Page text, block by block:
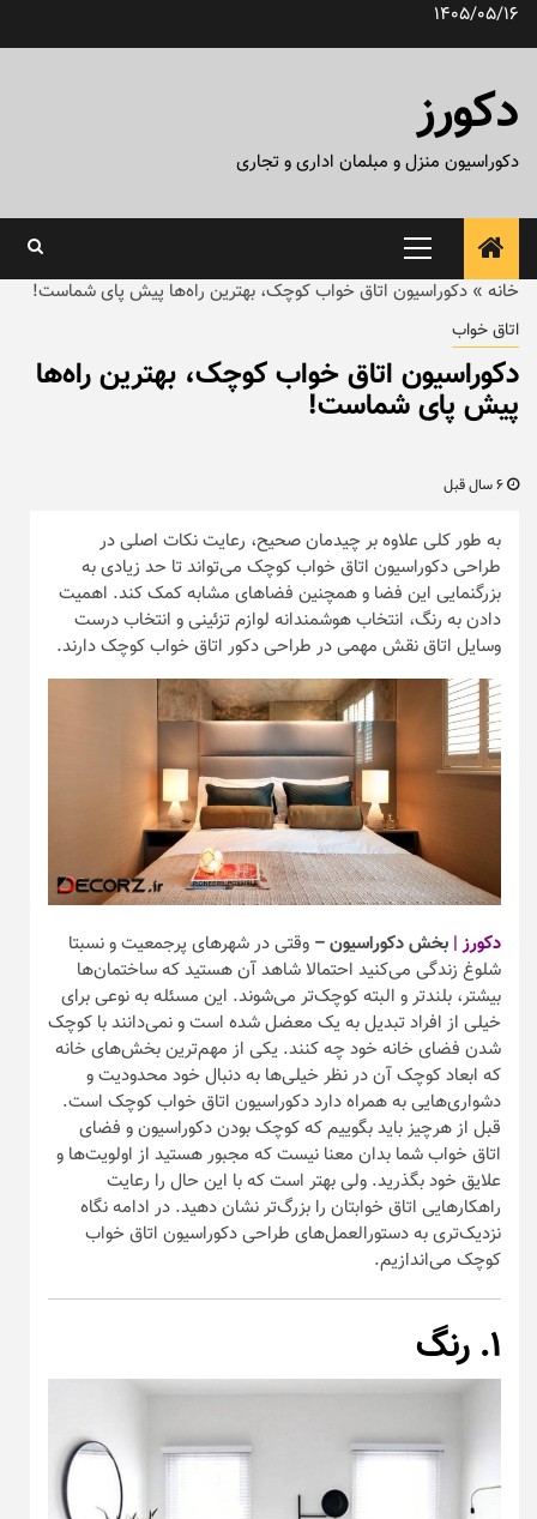
پرش1405/05/16
دکورز
دکوراسیون منزل و مبلمان اداری و تجاری
منوی
اصلی
خانه » دکوراسیون اتاق خواب کوچک، بهترین راه‌ها پیش پای شماست!
اتاق خواب
دکوراسیون اتاق خواب کوچک، بهترین راه‌ها
پیش پای شماست!
به طور کلی علاوه بر چیدمان صحیح، رعایت نکات اصلی در
طراحی دکوراسیون اتاق خواب کوچک می‌تواند تا حد زیادی به
بزرگنمایی این فضا و همچنین فضا‌های مشابه کمک کند. اهمیت
دادن به رنگ، انتخاب هوشمندانه لوازم تزئینی و انتخاب درست
وسایل اتاق نقش مهمی در طراحی دکور اتاق خواب کوچک دارند.
دکورز | بخش دکوراسیون – وقتی در شهر‌های پرجمعیت و نسبتا
شلوغ زندگی می‌کنید احتمالا شاهد آن هستید که ساختمان‌ها
بیشتر، بلندتر و البته کوچک‌تر می‌شوند. این مسئله به نوعی برای
خیلی از افراد تبدیل به یک معضل شده است و نمی‌دانند با کوچک
شدن فضای خانه خود چه کنند. یکی از مهم‌ترین بخش‌های خانه
که ابعاد کوچک آن در نظر خیلی‌ها به دنبال خود محدودیت و
دشواری‌هایی به همراه دارد دکوراسیون اتاق خواب کوچک است.
قبل از هرچیز باید بگوییم که کوچک بودن دکوراسیون و فضای
اتاق خواب شما بدان معنا نیست که مجبور هستید از اولویت‌ها و
علایق خود بگذرید. ولی بهتر است که با این حال را رعایت
راهکار‌هایی اتاق خوابتان را بزرگ‌تر نشان دهید. در ادامه نگاه
نزدیک‌تری به دستورالعمل‌های طراحی دکوراسیون اتاق خواب
کوچک می‌اندازیم.
۱. رنگ